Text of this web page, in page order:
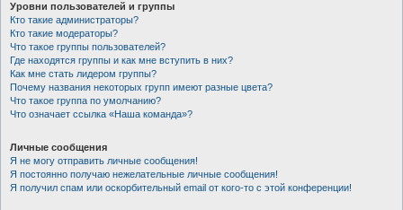
Уровни пользователей и группы
Кто такие администраторы?
Кто такие модераторы?
Что такое группы пользователей?
Где находятся группы и как мне вступить в них?
Как мне стать лидером группы?
Почему названия некоторых групп имеют разные цвета?
Что такое группа по умолчанию?
Что означает ссылка «Наша команда»?
Личные сообщения
Я не могу отправить личные сообщения!
Я постоянно получаю нежелательные личные сообщения!
Я получил спам или оскорбительный email от кого-то с этой конференции!